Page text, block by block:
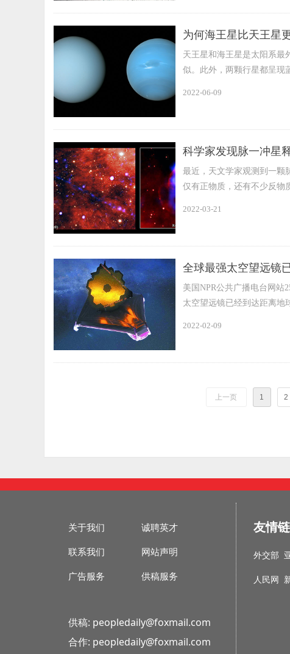
为何海王星比天王星
天王星和海王星是太阳系最
似。此外，两颗行星都呈现
2022-06-09
科学家发现脉一冲星
最近，天文学家观测到一颗
仅有正物质，还有不少反物
2022-03-21
全球最强太空望远镜
美国NPR公共广播电台网
太空望远镜已经到达距离地
2022-02-09
上一页 1 2
关于我们
联系我们
广告服务
诚聘英才
网站声明
供稿服务
供稿: peopledaily@foxmail.com
合作: peopledaily@foxmail.com
友情
外交部
人民网